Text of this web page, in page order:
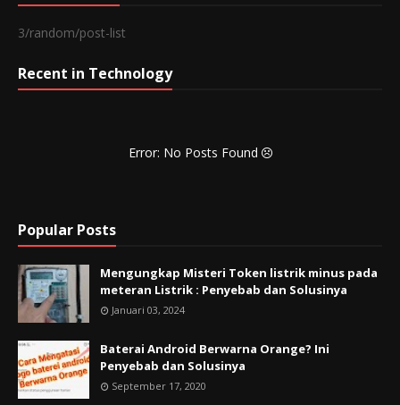
3/random/post-list
Recent in Technology
Error: No Posts Found
Popular Posts
Mengungkap Misteri Token listrik minus pada
meteran Listrik : Penyebab dan Solusinya
Januari 03, 2024
Baterai Android Berwarna Orange? Ini
Penyebab dan Solusinya
September 17, 2020